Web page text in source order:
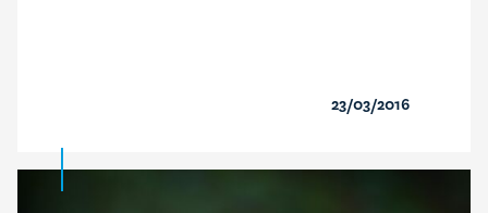
23/03/2016